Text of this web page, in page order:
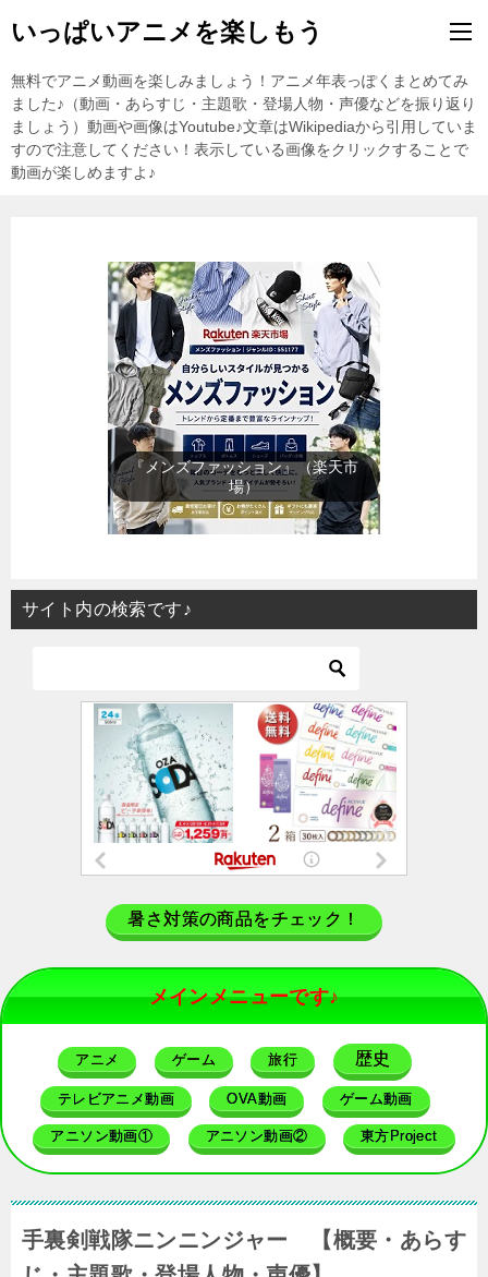
いっぱいアニメを楽しもう
無料でアニメ動画を楽しみましょう！アニメ年表っぽくまとめてみ
ました♪（動画・あらすじ・主題歌・登場人物・声優などを振り返り
ましょう）動画や画像はYoutube♪文章はWikipediaから引用していま
すので注意してください！表示している画像をクリックすることで
動画が楽しめますよ♪
『レディースファッション』（楽
天市場）
サイト内の検索です♪
暑さ対策の商品をチェック！
メインメニューです♪
アニメ ゲーム 旅行 歴史
テレビアニメ動画 OVA動画 ゲーム動画
アニソン動画① アニソン動画② 東方Project
手裏剣戦隊ニンニンジャー 【概要・あらす